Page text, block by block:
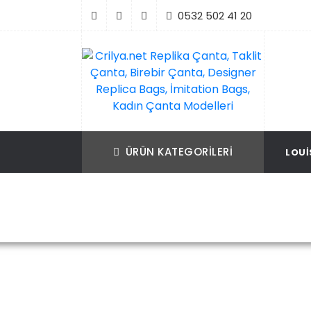
0532 502 41 20
Kadın Çanta Modelleri
ÜRÜN KATEGORILERI